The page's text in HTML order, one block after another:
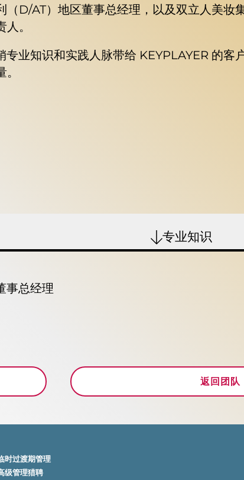
（D/AT）地区董事总经理，以及双立人美
。
业知识和实践人脉带给 KEYPLAYER 的客
专业知识
事总经理
返回团队
时过渡期管理
级管理猎聘